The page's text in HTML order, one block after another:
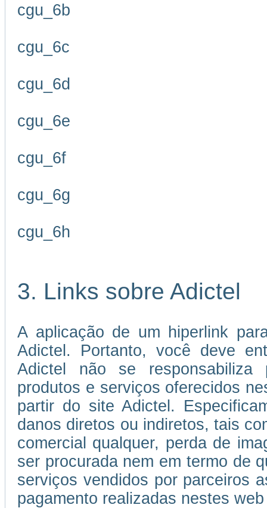
cgu_6b
cgu_6c
cgu_6d
cgu_6e
cgu_6f
cgu_6g
cgu_6h
3. Links sobre Adictel
A aplicação de um hiperlink
Adictel. Portanto, você deve
Adictel não se responsabiliza
produtos e serviços oferecidos
partir do site Adictel.
danos diretos ou indiretos, tais
comercial qualquer, perda de
ser procurada nem em termo de
serviços vendidos por parceiros
pagamento realizadas nestes